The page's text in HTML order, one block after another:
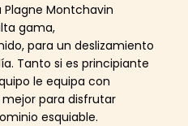
Plagne Montchavin
gama,
para un deslizamiento
Tanto si es principiante
le equipa con
para disfrutar
esquiable.